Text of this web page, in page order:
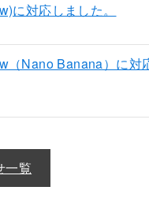
対応しました。
（Nano Banana）に対
一覧